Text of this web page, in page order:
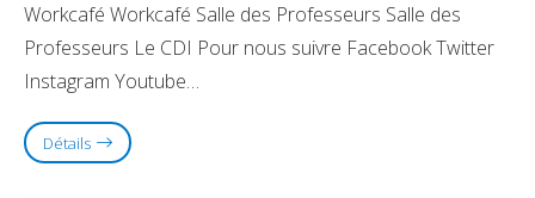
Workcafé Workcafé Salle des Professeurs Salle des
Professeurs Le CDI Pour nous suivre Facebook Twitter
Instagram Youtube…
Détails